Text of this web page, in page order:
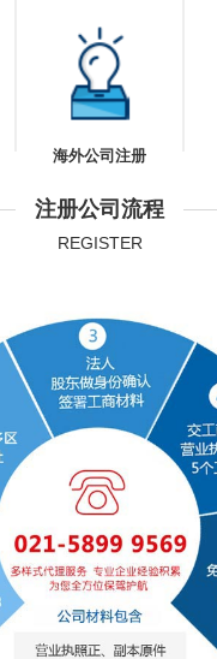
海外公司注册
注册公司流程
REGISTER